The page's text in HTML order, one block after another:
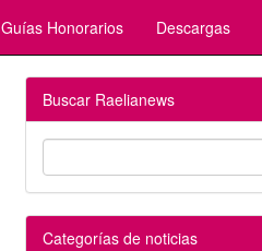
Guías Honorarios Descargas
Buscar Raelianews
Categorías de noticias